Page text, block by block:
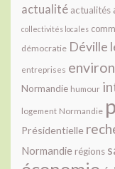
actualité actualités
collectivités locales
démocratie Déville
entreprises
Normandie humour
logement Normandie
Présidentielle
Normandie régions